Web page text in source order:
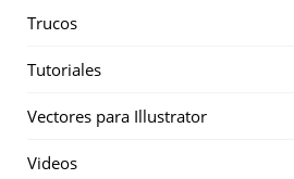
Trucos
Tutoriales
Vectores para Illustrator
Videos